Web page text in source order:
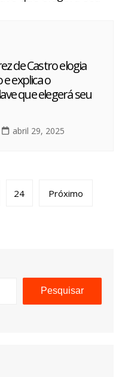
de Castro elogia
e explica o
que elegerá seu
abril 29, 2025
24 Próximo
Pesquisar